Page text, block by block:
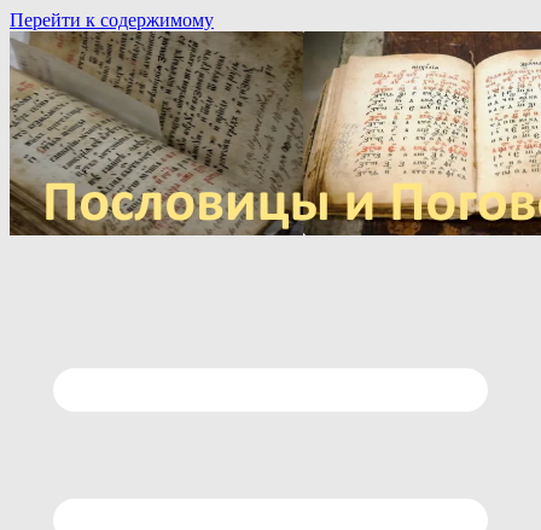
Перейти к содержимому